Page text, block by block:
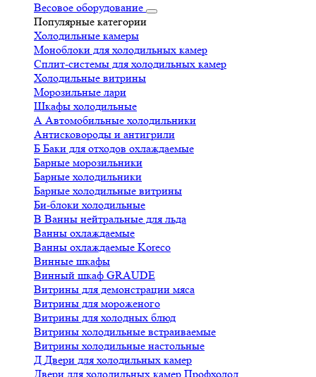
Весовое оборудование
Популярные категории
Холодильные камеры
Моноблоки для холодильных камер
Сплит-системы для холодильных камер
Холодильные витрины
Морозильные лари
Шкафы холодильные
А Автомобильные холодильники
Антисковороды и антигрили
Б Баки для отходов охлаждаемые
Барные морозильники
Барные холодильники
Барные холодильные витрины
Би-блоки холодильные
В Ванны нейтральные для льда
Ванны охлаждаемые
Ванны охлаждаемые Koreco
Винные шкафы
Винный шкаф GRAUDE
Витрины для демонстрации мяса
Витрины для мороженого
Витрины для холодных блюд
Витрины холодильные встраиваемые
Витрины холодильные настольные
Д Двери для холодильных камер
Двери для холодильных камер Профхолод